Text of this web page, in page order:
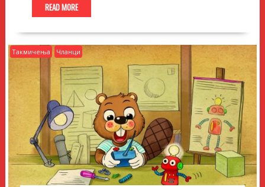
READ MORE
Такмичења Чланци